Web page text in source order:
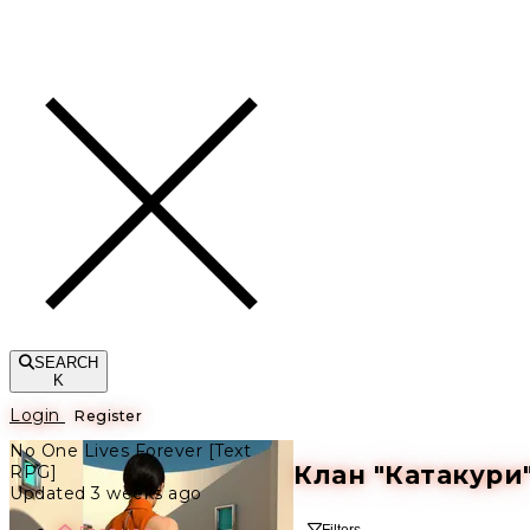
SEARCH
K
Login Register
No One Lives Forever [Text
RPG]
Updated 3 weeks ago
Клан